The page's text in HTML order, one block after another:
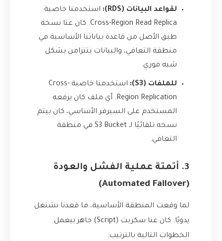
لقواعد البيانات (RDS):
استخدمنا خاصية
Cross-Region Read Replica. كان عنا نسخة
طبق الأصل من قاعدة بياناتنا الأساسية في
منطقة التعافي، والبيانات بتتزامن بشكل
شبه فوري.
للملفات (S3):
استخدمنا خاصية Cross-
Region Replication. أي ملف كان يرفعه
المستخدم على السيرفر الأساسي، كان بيتم
نسخه تلقائيًا لـ S3 Bucket في منطقة
التعافي.
3. أتمتة عملية الفشل والعودة
(Automated Failover)
لما وقعت المنطقة الأساسية، ما قعدنا نشتغل
يدويًا. كان عنا سكربت (Script) جاهز بيعمل
الخطوات التالية بالترتيب: